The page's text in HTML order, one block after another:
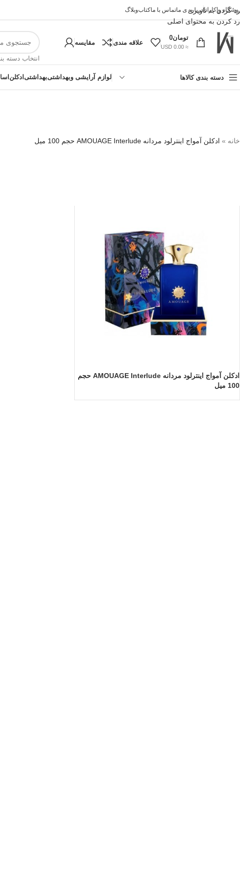
رد کردن به ناوبری
رد کردن به محتوای اصلی
!تجربه یک
واکارانادرباره ی ماتماس با ماکتابوبلاگ
تومان0
≈ 0.00 USD
علاقه مندی مقایسه
انتخاب دسته
دسته بندی کالاها لوازم آرایشی وبهداشتیبهداشتی ادکلن
خانه » ادکلن آمواج اینترلود مردانه AMOUAGE Interlude حجم 100 میل
ادکلن آمواج اینترلود مردانه AMOUAGE Interlude حجم
100 میل